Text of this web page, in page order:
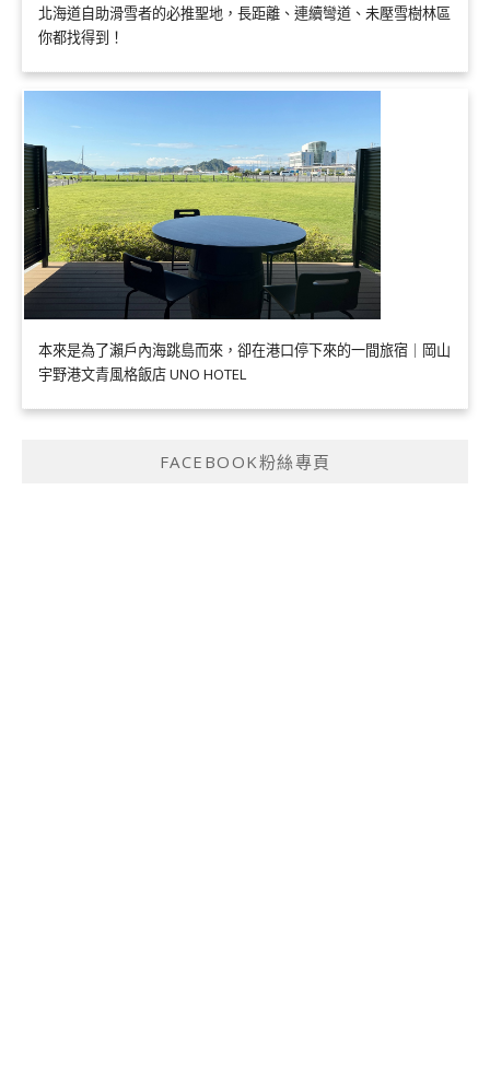
北海道自助滑雪者的必推聖地，長距離、連續彎道、未壓雪樹林區
你都找得到！
本來是為了瀨戶內海跳島而來，卻在港口停下來的一間旅宿｜岡山
宇野港文青風格飯店 UNO HOTEL
FACEBOOK粉絲專頁